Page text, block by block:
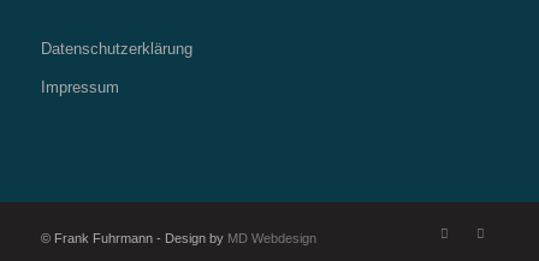
Datenschutzerklärung
Impressum
© Frank Fuhrmann - Design by MD Webdesign